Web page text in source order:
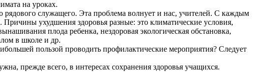
на уроках.
рядового служащего. Эта проблема волнует и нас, учителей. С каждым
ухудшения здоровья разные: это климатические условия,
плода ребенка, нездоровая экологическая обстановка,
в школе и др.
пользой проводить профилактические мероприятия? Следует
прежде всего, в интересах сохранения здоровья учащихся.